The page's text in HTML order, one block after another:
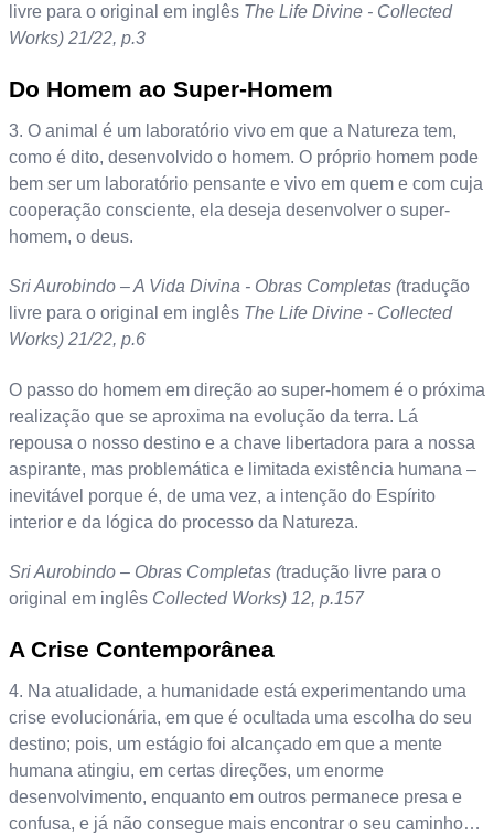
livre para o original em inglês The Life Divine - Collected
Works) 21/22, p.3
Do Homem ao Super-Homem
3. O animal é um laboratório vivo em que a Natureza tem,
como é dito, desenvolvido o homem. O próprio homem pode
bem ser um laboratório pensante e vivo em quem e com cuja
cooperação consciente, ela deseja desenvolver o super-
homem, o deus.
Sri Aurobindo – A Vida Divina - Obras Completas (tradução
livre para o original em inglês The Life Divine - Collected
Works) 21/22, p.6
O passo do homem em direção ao super-homem é o próxima
realização que se aproxima na evolução da terra. Lá
repousa o nosso destino e a chave libertadora para a nossa
aspirante, mas problemática e limitada existência humana –
inevitável porque é, de uma vez, a intenção do Espírito
interior e da lógica do processo da Natureza.
Sri Aurobindo – Obras Completas (tradução livre para o
original em inglês Collected Works) 12, p.157
A Crise Contemporânea
4. Na atualidade, a humanidade está experimentando uma
crise evolucionária, em que é ocultada uma escolha do seu
destino; pois, um estágio foi alcançado em que a mente
humana atingiu, em certas direções, um enorme
desenvolvimento, enquanto em outros permanece presa e
confusa, e já não consegue mais encontrar o seu caminho…